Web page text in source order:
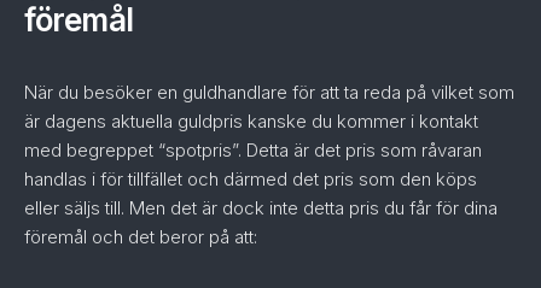
föremål
När du besöker en guldhandlare för att ta reda på vilket som
är dagens aktuella guldpris kanske du kommer i kontakt
med begreppet “spotpris”. Detta är det pris som råvaran
handlas i för tillfället och därmed det pris som den köps
eller säljs till. Men det är dock inte detta pris du får för dina
föremål och det beror på att: